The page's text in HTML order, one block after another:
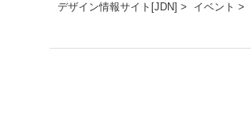
デザイン情報サイト[JDN] > イベント >